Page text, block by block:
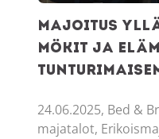
Majoitus
mökit ja
24.06.2025, Bed &
majatalot,